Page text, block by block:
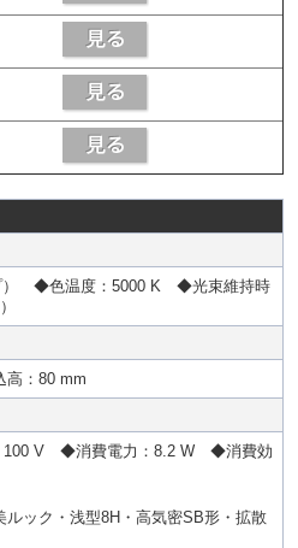
） ◆色温度：5000 K ◆光束維持時
：80 mm
V ◆消費電力：8.2 W ◆消費効
ック・浅型8H・高気密SB形・拡散